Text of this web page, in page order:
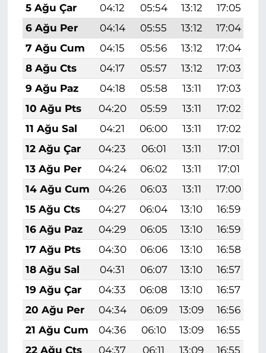
5 Ağu Çar
04:12 05:54 13:12 17:05
6 Ağu Per
04:14 05:55 13:12 17:04
7 Ağu Cum
04:15 05:56 13:12 17:04
8 Ağu Cts
04:17 05:57 13:12 17:03
9 Ağu Paz
04:18 05:58 13:11 17:03
10 Ağu Pts
04:20 05:59 13:11 17:02
11 Ağu Sal
04:21 06:00 13:11 17:02
12 Ağu Çar
04:23 06:01 13:11 17:01
13 Ağu Per
04:24 06:02 13:11 17:01
14 Ağu Cum
04:26 06:03 13:11 17:00
15 Ağu Cts
04:27 06:04 13:10 16:59
16 Ağu Paz
04:29 06:05 13:10 16:59
17 Ağu Pts
04:30 06:06 13:10 16:58
18 Ağu Sal
04:31 06:07 13:10 16:57
19 Ağu Çar
04:33 06:08 13:10 16:57
20 Ağu Per
04:34 06:09 13:09 16:56
21 Ağu Cum
04:36 06:10 13:09 16:55
22 Ağu Cts
04:37 06:11 13:09 16:55